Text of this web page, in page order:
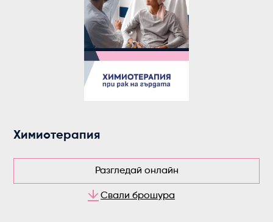
Химиотерапия
Разгледай онлайн
Свали брошура